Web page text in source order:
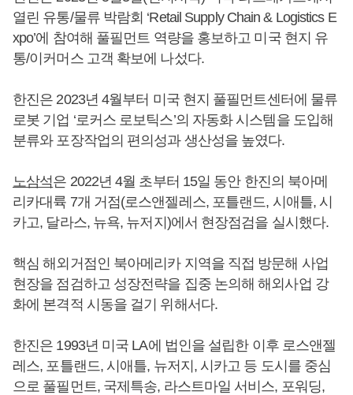
열린 유통/물류 박람회 ‘Retail Supply Chain & Logistics E
xpo’에 참여해 풀필먼트 역량을 홍보하고 미국 현지 유
통/이커머스 고객 확보에 나섰다.
한진은 2023년 4월부터 미국 현지 풀필먼트센터에 물류
로봇 기업 ‘로커스 로보틱스’의 자동화 시스템을 도입해
분류와 포장작업의 편의성과 생산성을 높였다.
노삼석은 2022년 4월 초부터 15일 동안 한진의 북아메
리카대륙 7개 거점(로스앤젤레스, 포틀랜드, 시애틀, 시
카고, 달라스, 뉴욕, 뉴저지)에서 현장점검을 실시했다.
핵심 해외거점인 북아메리카 지역을 직접 방문해 사업
현장을 점검하고 성장전략을 집중 논의해 해외사업 강
화에 본격적 시동을 걸기 위해서다.
한진은 1993년 미국 LA에 법인을 설립한 이후 로스앤젤
레스, 포틀랜드, 시애틀, 뉴저지, 시카고 등 도시를 중심
으로 풀필먼트, 국제특송, 라스트마일 서비스, 포워딩,